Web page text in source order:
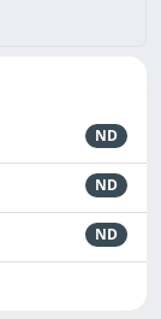
ND
ND
ND